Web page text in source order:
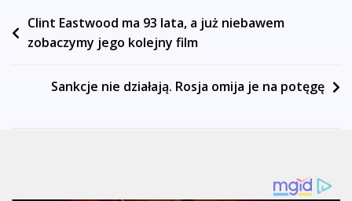
Nawigacja
wpisu
Clint Eastwood ma 93 lata, a już niebawem
zobaczymy jego kolejny film
Sankcje nie działają. Rosja omija je na potęgę